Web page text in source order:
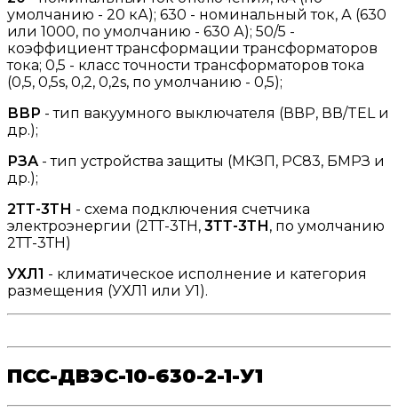
умолчанию - 20 кА); 630 - номинальный ток, А (630
или 1000, по умолчанию - 630 А); 50/5 -
коэффициент трансформации трансформаторов
тока; 0,5 - класс точности трансформаторов тока
(0,5, 0,5s, 0,2, 0,2s, по умолчанию - 0,5);
ВВР - тип вакуумного выключателя (ВВР, ВВ/TEL и
др.);
РЗА- тип устройства защиты (МКЗП, РС83, БМРЗ и
др.);
2ТТ-3ТН - схема подключения счетчика
электроэнергии (2ТТ-3ТН, 3ТТ-3ТН, по умолчанию
2ТТ-3ТН)
УХЛ1 - климатическое исполнение и категория
размещения (УХЛ1 или У1).
ПСС-ДВЭС-10-630-2-1-У1